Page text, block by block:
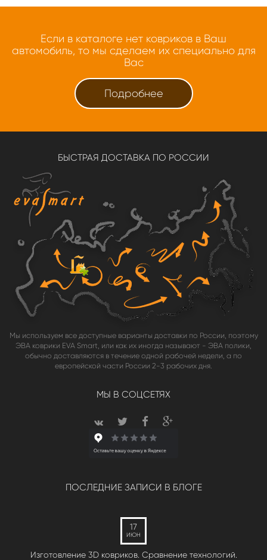
Если в каталоге нет ковриков в Ваш
автомобиль, то мы сделаем их специально для
Вас
Подробнее
БЫСТРАЯ ДОСТАВКА ПО РОССИИ
Мы используем все доступные варианты доставки по России, поэтому
ЭВА коврики EVA Smart, или как их иногда называют - ЭВА полики,
обычно доставляются в течение одной рабочей недели, а по
европейской части России 2-3 рабочих дня.
МЫ В СОЦСЕТЯХ
ПОСЛЕДНИЕ ЗАПИСИ В БЛОГЕ
17
ИЮН
Изготовление 3D ковриков. Сравнение технологий.